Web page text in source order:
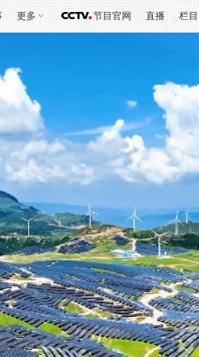
更多 节目官网 直播 栏目